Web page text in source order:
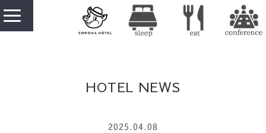
HOTEL NEWS
2025.04.08